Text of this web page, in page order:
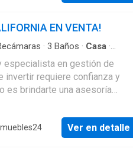
para personas con
cerca de escuelas y ofrece
agua y luz. Con 29 años de
de conservación y SIEMPRE
EN VENTA!
· 3 Baños · Casa ·
especialista en gestión de
invertir requiere confianza y
es brindarte una asesoría
por Mensaje Llamada
Ver en detalle